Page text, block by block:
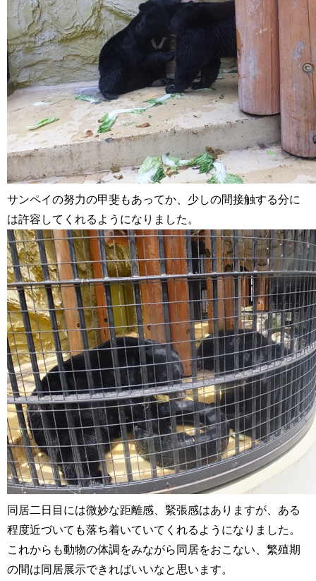
サンペイの努力の甲斐もあってか、少しの間接触する分に
は許容してくれるようになりました。
同居二日目には微妙な距離感、緊張感はありますが、ある
程度近づいても落ち着いていてくれるようになりました。
これからも動物の体調をみながら同居をおこない、繁殖期
の間は同居展示できればいいなと思います。